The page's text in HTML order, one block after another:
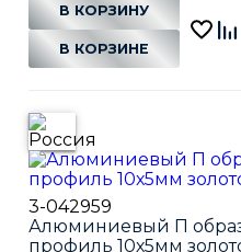
В КОРЗИНУ
В КОРЗИНЕ
3-042959
Алюминиевый П
профиль 10х5мм